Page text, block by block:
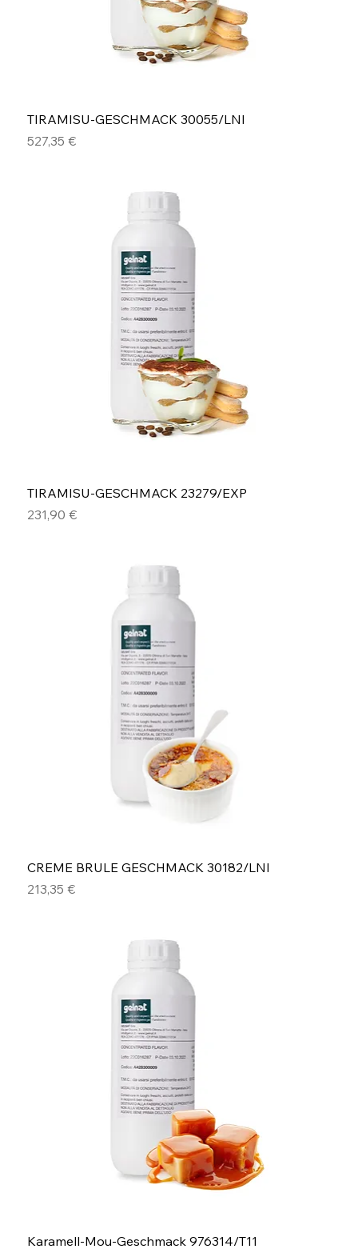
TIRAMISU-GESCHMACK 30055/LNI
Preis
527,35 €
TIRAMISU-GESCHMACK 23279/EXP
Preis
231,90 €
CREME BRULE GESCHMACK 30182/LNI
Preis
213,35 €
Karamell-Mou-Geschmack 976314/T11